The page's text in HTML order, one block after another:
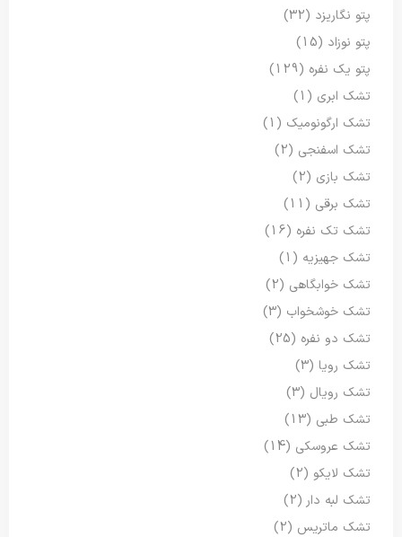
پتو نگاریزد (32)
پتو نوزاد (15)
پتو یک نفره (129)
تشک ابری (1)
تشک ارگونومیک (1)
تشک اسفنجی (2)
تشک بازی (2)
تشک برقی (11)
تشک تک نفره (16)
تشک جهیزیه (1)
تشک خوابگاهی (2)
تشک خوشخواب (3)
تشک دو نفره (25)
تشک رویا (3)
تشک رویال (3)
تشک طبی (13)
تشک عروسکی (14)
تشک لایکو (2)
تشک لبه دار(2)
تشک ماتریس (2)